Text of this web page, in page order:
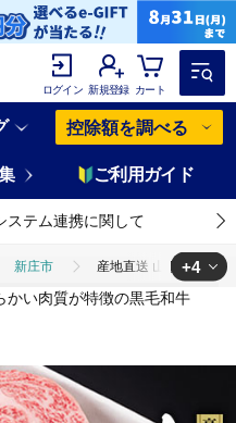
ログイン 新規登録 カート
控除額を調べる
ご利用ガイド
ステム連携に関して
新庄市 産地直送 山形牛 ロー
ースステーキ 600g （200g×3枚） に
産地直送 山形牛 ロースステー
+4
かい肉質が特徴の黒毛和牛